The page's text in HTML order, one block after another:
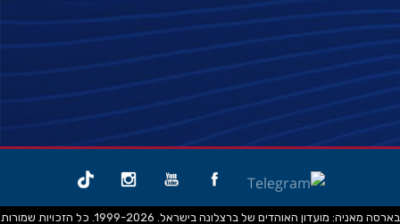
בארסה מאניה: מועדון האוהדים של ברצלונה בישראל. 1999-2026. כל הזכויות שמורות